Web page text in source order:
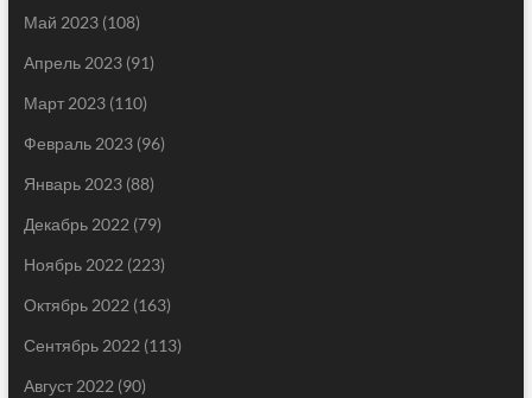
Май 2023(108)
Апрель 2023(91)
Март 2023(110)
Февраль 2023(96)
Январь 2023(88)
Декабрь 2022 (79)
Ноябрь 2022 (223)
Октябрь 2022 (163)
Сентябрь 2022 (113)
Август 2022 (90)